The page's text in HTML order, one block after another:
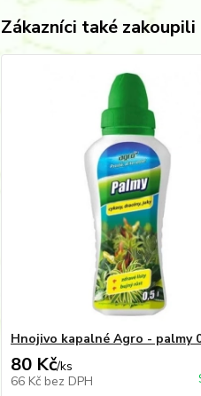
Zákazníci také zakoupili
Hnojivo kapalné Agro - palmy
80 Kč/ks
66 Kč bez DPH